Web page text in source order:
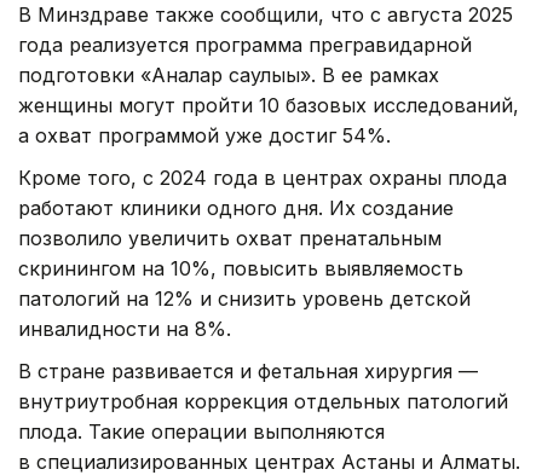
В Минздраве также сообщили, что с августа 2025
года реализуется программа прегравидарной
подготовки «Аналар саулығы». В ее рамках
женщины могут пройти 10 базовых исследований,
а охват программой уже достиг 54%.
Кроме того, с 2024 года в центрах охраны плода
работают клиники одного дня. Их создание
позволило увеличить охват пренатальным
скринингом на 10%, повысить выявляемость
патологий на 12% и снизить уровень детской
инвалидности на 8%.
В стране развивается и фетальная хирургия —
внутриутробная коррекция отдельных патологий
плода. Такие операции выполняются
в специализированных центрах Астаны и Алматы.